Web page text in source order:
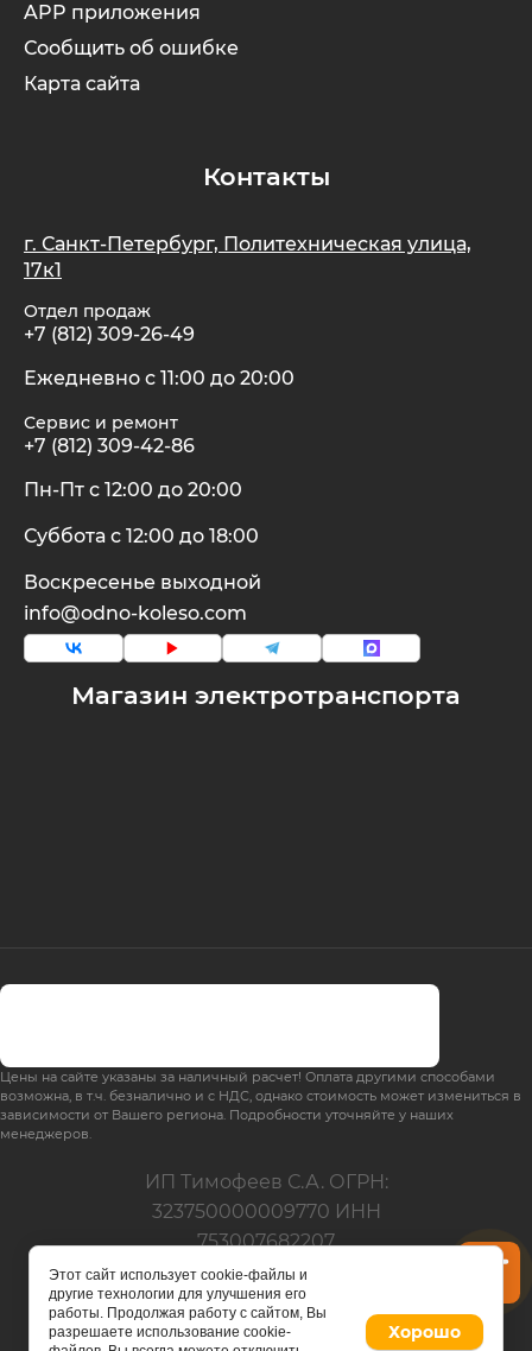
Магазин электротранспорта
APP приложения
Сообщить об ошибке
Карта сайта
Контакты
г. Санкт-Петербург, Политехническая улица,
17к1
Отдел продаж
+7 (812) 309-26-49
Ежедневно с 11:00 до 20:00
Сервис и ремонт
+7 (812) 309-42-86
Пн-Пт с 12:00 до 20:00
Суббота с 12:00 до 18:00
Воскресенье выходной
info@odno-koleso.com
ИП Тимофеев С.А. ОГРН:
323750000009770 ИНН
753007682207
Все права защищены
Не является публичной
офертой
Цены на сайте указаны за наличный расчет! Оплата другими способами
возможна, в т.ч. безналично и с НДС, однако стоимость может измениться в
зависимости от Вашего региона. Подробности уточняйте у наших
менеджеров.
Этот сайт использует cookie-файлы и
другие технологии для улучшения его
работы. Продолжая работу с сайтом, Вы
разрешаете использование cookie-
Хорошо